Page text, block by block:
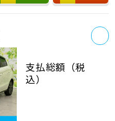
支払総額 （税
込）